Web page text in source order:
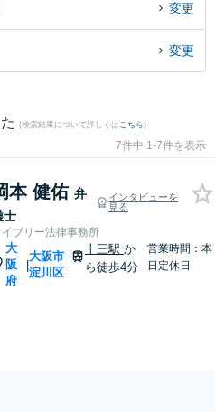
決の実績豊富な近くの弁護士を検索し
法律相談できる大阪市淀川区内の弁護
談者さんにおすすめです。
変更
変更
(検索結果について詳しくは こちら)
7件中 1-7件を表示
本 健佑 弁
士
インタビューを
見る
イブリー法律事務所
大
阪
府
|
大阪市
淀川区
十三駅 か
ら徒歩4分
営業時間：本
日定休日